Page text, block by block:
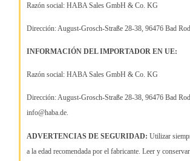
Razón social: HABA Sales GmbH & Co. KG
Dirección: August-Grosch-Straße 28-38, 96476 Bad
INFORMACIÓN DEL IMPORTADOR EN UE:
Razón social: HABA Sales GmbH & Co. KG
Dirección: August-Grosch-Straße 28-38, 96476 Bad
info@haba.de.
ADVERTENCIAS DE SEGURIDAD: Utilizar
a la edad recomendada por el fabricante. Leer y